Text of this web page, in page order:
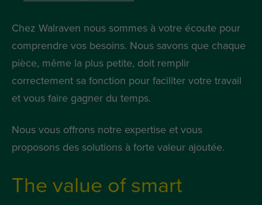
Chez Walraven nous sommes à votre écoute pour
comprendre vos besoins. Nous savons que chaque
pièce, même la plus petite, doit remplir
correctement sa fonction pour faciliter votre travail
et vous faire gagner du temps.
Nous vous offrons notre expertise et vous
proposons des solutions à forte valeur ajoutée.
The value of smart